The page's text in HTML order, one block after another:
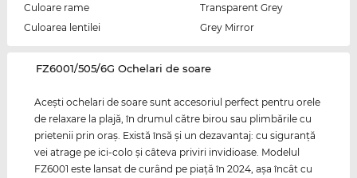
Culoare rame
Transparent Grey
Culoarea lentilei
Grey Mirror
‌FZ6001/505/6G Ochelari de soare
Aceşti ochelari de soare sunt accesoriul perfect pentru orele
de relaxare la plajă, în drumul către birou sau plimbările cu
prietenii prin oraş. Există însă şi un dezavantaj: cu siguranţă
vei atrage pe ici-colo şi câteva priviri invidioase. Modelul
FZ6001 este lansat de curând pe piaţă în 2024, aşa încât cu